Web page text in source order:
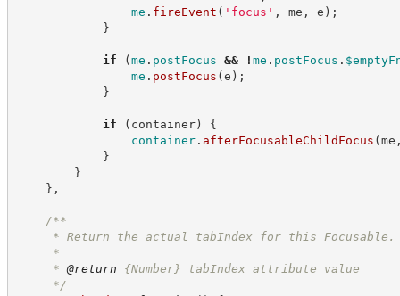
me . fireEvent ( ' focus ' , me , e ) ;
}
if (me . postFocus && ! me . postFocus .
me . postFocus (e ) ;
}
if ( container)
{
container. afterFocusableChildFocus (me
}
}
} ,
/**
* Return the actual tabIndex for this Focusable.
*
* @return {Number}
tabIndex attribute value
*/